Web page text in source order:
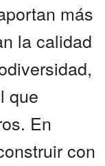
más
la calidad
que
En
con